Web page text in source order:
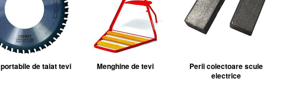
de taiat tevi Menghine de tevi
Perii colectoare scule
electrice